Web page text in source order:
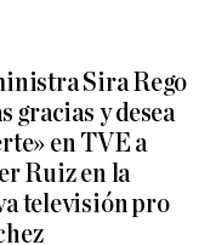
Sira Rego
gracias y desea
en TVE a
Ruiz en la
televisión pro